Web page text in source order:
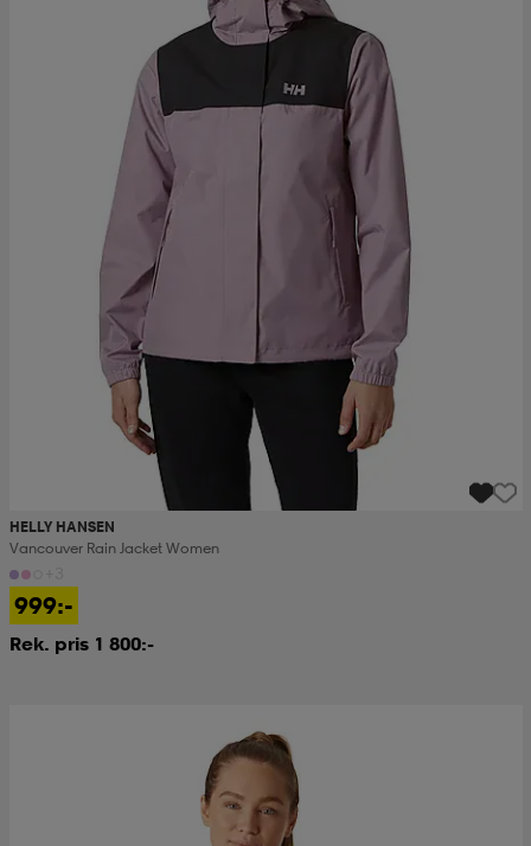
HELLY HANSEN
Vancouver Rain Jacket Women
999:-
Rek. pris 1 800:-